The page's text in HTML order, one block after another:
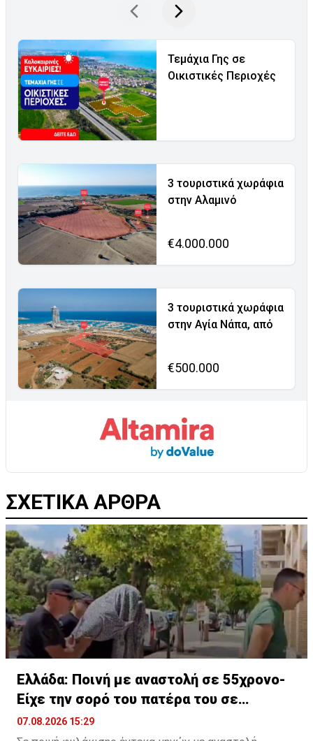
Τεμάχια Γης σε
Οικιστικές Περιοχές
3 τουριστικά χωράφια
στην Αλαμινό
€4.000.000
3 τουριστικά χωράφια
στην Αγία Νάπα, από
€500.000
ΣΧΕΤΙΚΑ ΑΡΘΡΑ
Ελλάδα: Ποινή με αναστολή σε 55χρονο-
Είχε την σορό του πατέρα του σε
καταψύκτη
07.08.2026 15:29